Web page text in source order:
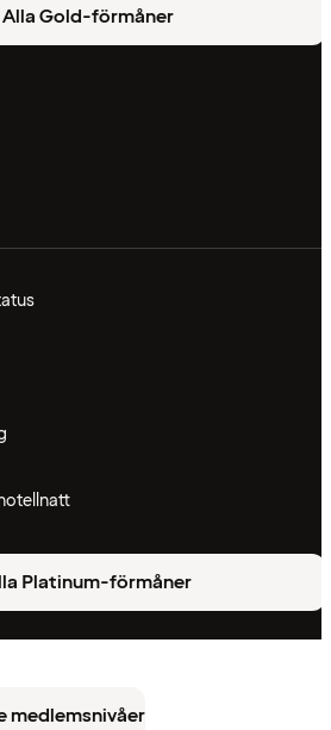
Alla Gold-förmåner
Platinum-förmåner
medlemsnivåer